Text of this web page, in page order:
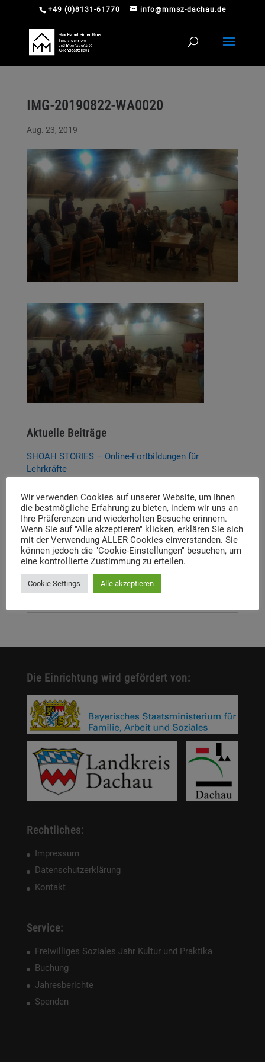
+49 (0)8131-61770 info@mmsz-dachau.de
IMG-20190822-WA0020
Aug. 23, 2019
Aktuelle Beiträge
SHOAH STORIES – Online-Fortbildungen für
Lehrkräfte
P-Seminar Gymnasium Ottobrunn „Die Muna
Hohenbrunn – Zwischen Krieg und Erinnerung“
Thema und Referent:innen für das diesjährige
Dachauer Symposium stehen fest
Neue Stelleausschreibung
Digitale Neuerscheinung: Launch der digitalen
Die Einrichtung wird gefördert von:
Rechtliches:
Impressum
Datenschutzerklärung
Kontakt
Service:
Freiwilliges Soziales Jahr Kultur und Praktika
Buchung
Jahresberichte
Spenden
Wir verwenden Cookies auf unserer Website, um Ihnen
die bestmögliche Erfahrung zu bieten, indem wir uns an
Ihre Präferenzen und wiederholten Besuche erinnern.
Wenn Sie auf "Alle akzeptieren" klicken, erklären Sie sich
mit der Verwendung ALLER Cookies einverstanden. Sie
können jedoch die "Cookie-Einstellungen" besuchen, um
eine kontrollierte Zustimmung zu erteilen.
Cookie Settings Alle akzeptieren